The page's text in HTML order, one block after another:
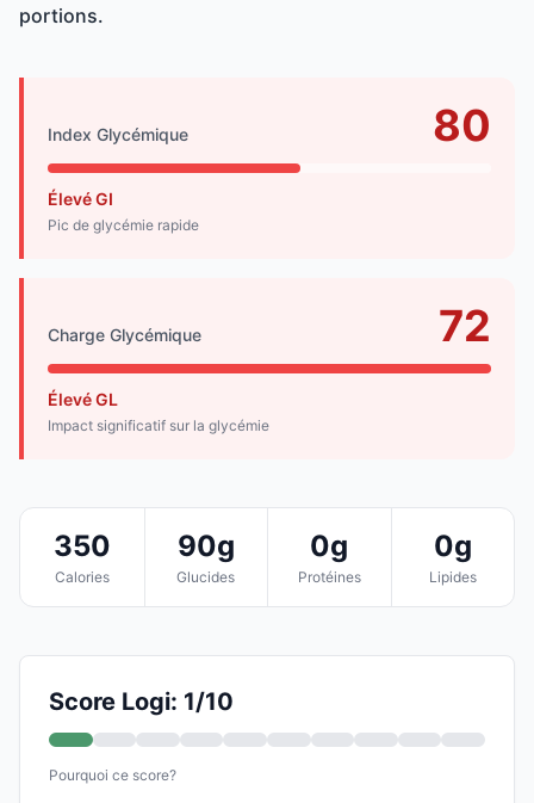
portions.
Index Glycémique 80
Élevé GI
Pic de glycémie rapide
Charge Glycémique 72
Élevé GL
Impact significatif sur la glycémie
350
Calories
90g
Glucides
0g
Protéines
0g
Lipides
Score Logi: 1/10
Pourquoi ce score?